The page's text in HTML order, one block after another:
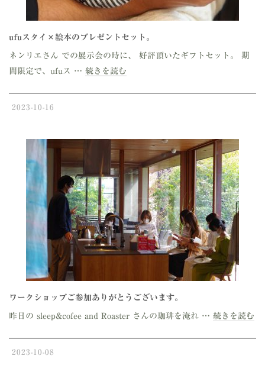
ufuスタイ×絵本のプレゼントセット。
ネンリエさん での展示会の時に、 好評頂いたギフトセット。 期
間限定で、ufuス … 続きを読む
2023-10-16
ワークショップご参加ありがとうございます。
昨日の sleep&cofee and Roaster さんの珈琲を淹れ … 続きを読む
2023-10-08